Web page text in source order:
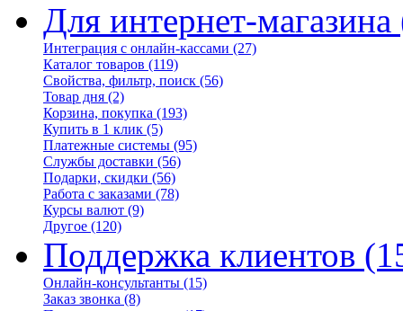
Для интернет-магазина
Интеграция с онлайн-кассами (27)
Каталог товаров (119)
Свойства, фильтр, поиск (56)
Товар дня (2)
Корзина, покупка (193)
Купить в 1 клик (5)
Платежные системы (95)
Службы доставки (56)
Подарки, скидки (56)
Работа с заказами (78)
Курсы валют (9)
Другое (120)
Поддержка клиентов
Онлайн-консультанты (15)
Заказ звонка (8)